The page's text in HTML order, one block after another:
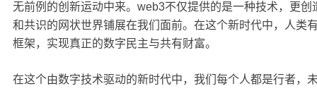
无前例的创新运动中来。 web3不仅提供的是一种技术，更
和共识的网状世界铺展在我们面前。在这个新时代中，人类
框架，实现真正的数字民主与共有财富。
在这个由数字技术驱动的新时代中，我们每个人都是行者，